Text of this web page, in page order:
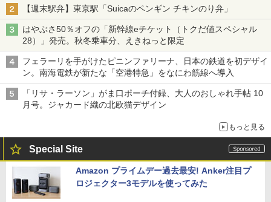
【週末駅弁】東京駅「Suicaのペンギン チキンのり弁」
はやぶさ50％オフの「新幹線eチケット（トクだ値スペシャル
28）」発売。秋冬乗車分、えきねっと限定
フェラーリを手がけたピニンファリーナ、日本の鉄道を初デザイ
ン。南海電鉄が新たな「空港特急」をなにわ筋線へ導入
「リサ・ラーソン」がま口ポーチ付録、大人のおしゃれ手帖 10
月号。ジャカード織の北欧猫デザイン
もっと見る
Special Site
Amazon プライムデー過去最安! Anker注目プ
ロジェクター3モデルを使ってみた